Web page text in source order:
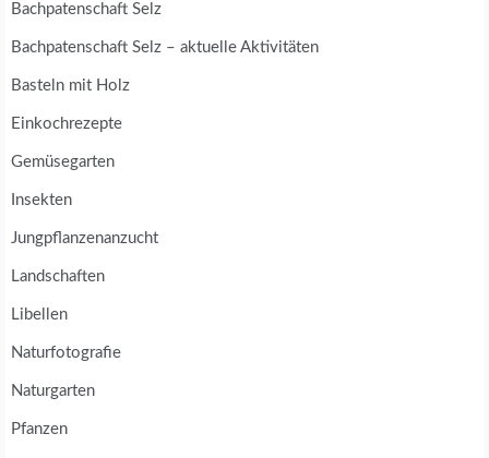
Bachpatenschaft Selz
Bachpatenschaft Selz – aktuelle Aktivitäten
Basteln mit Holz
Einkochrezepte
Gemüsegarten
Insekten
Jungpflanzenanzucht
Landschaften
Libellen
Naturfotografie
Naturgarten
Pfanzen